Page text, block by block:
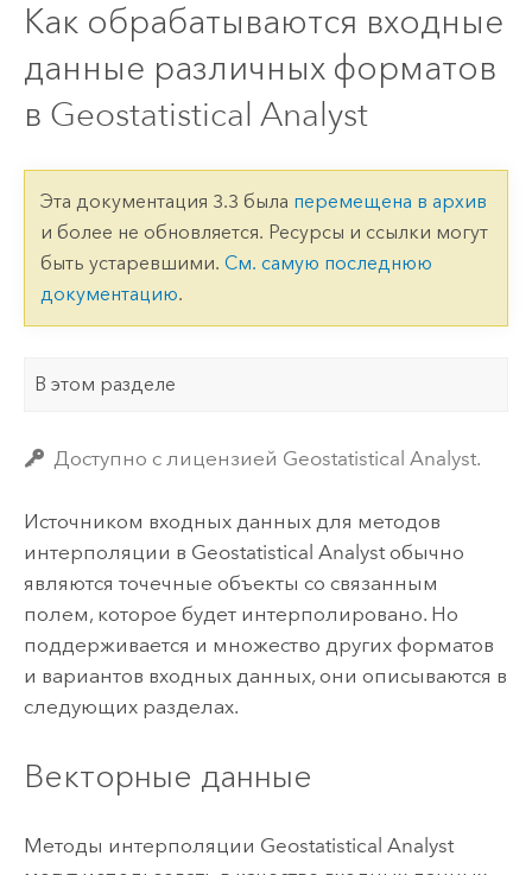
Как обрабатываются входные
данные различных форматов
в Geostatistical Analyst
Эта документация 3.3 была перемещена в архив
и более не обновляется. Ресурсы и ссылки могут
быть устаревшими. См. самую последнюю
документацию.
В этом разделе
Доступно с лицензией Geostatistical Analyst.
Источником входных данных для методов
интерполяции в Geostatistical Analyst обычно
являются точечные объекты со связанным
полем, которое будет интерполировано. Но
поддерживается и множество других форматов
и вариантов входных данных, они описываются в
следующих разделах.
Векторные данные
Методы интерполяции Geostatistical Analyst